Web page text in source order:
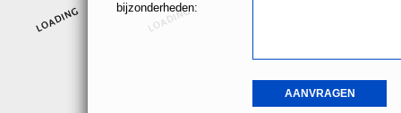
bijzonderheden: